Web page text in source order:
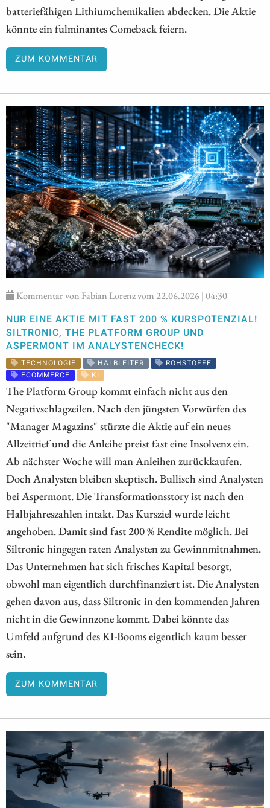
batteriefähigen Lithiumchemikalien abdecken. Die Aktie
könnte ein fulminantes Comeback feiern.
ZUM KOMMENTAR
Kommentar von Fabian Lorenz vom 22.06.2026 | 04:30
NUR EINE AKTIE MIT FAST 200 % KURSPOTENZIAL!
SILTRONIC, THE PLATFORM GROUP UND
ASPERMONT IM ANALYSTENCHECK!
TECHNOLOGIE HALBLEITER
ROHSTOFFE
ECOMMERCE
KI
The Platform Group kommt einfach nicht aus den
Negativschlagzeilen. Nach den jüngsten Vorwürfen des
"Manager Magazins" stürzte die Aktie auf ein neues
Allzeittief und die Anleihe preist fast eine Insolvenz ein.
Ab nächster Woche will man Anleihen zurückkaufen.
Doch Analysten bleiben skeptisch. Bullisch sind Analysten
bei Aspermont. Die Transformationsstory ist nach den
Halbjahreszahlen intakt. Das Kursziel wurde leicht
angehoben. Damit sind fast 200 % Rendite möglich. Bei
Siltronic hingegen raten Analysten zu Gewinnmitnahmen.
Das Unternehmen hat sich frisches Kapital besorgt,
obwohl man eigentlich durchfinanziert ist. Die Analysten
gehen davon aus, dass Siltronic in den kommenden Jahren
nicht in die Gewinnzone kommt. Dabei könnte das
Umfeld aufgrund des KI-Booms eigentlich kaum besser
sein.
ZUM KOMMENTAR